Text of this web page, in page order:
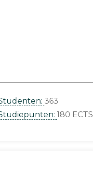
363
180 ECTS